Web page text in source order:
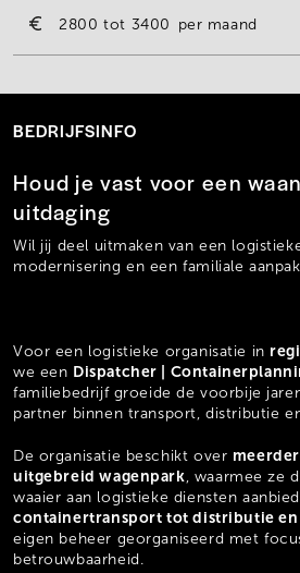
2800 3400 per maand
BEDRIJFSINFO
Houd je vast voor een
uitdaging
Wil jij deel uitmaken van een
modernisering en een familiale
Voor een logistieke organisatie in
we een Dispatcher |
familiebedrijf groeide de voorbije
partner binnen transport, distributie
De organisatie beschikt over
uitgebreid wagenpark
, waarmee ze
waaier aan logistieke diensten
containertransport tot distributie en
eigen beheer georganiseerd met
betrouwbaarheid.